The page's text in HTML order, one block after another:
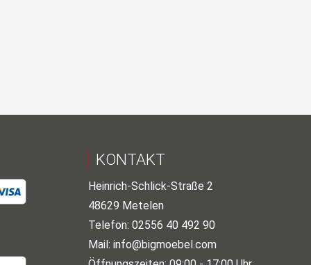
KONTAKT
Heinrich-Schlick-Straße 2
48629 Metelen
Telefon: 02556 40 492 90
Mail: info@bigmoebel.com